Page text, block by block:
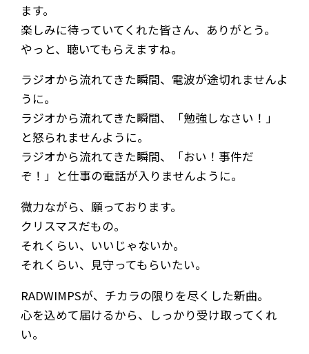
ます。
楽しみに待っていてくれた皆さん、ありがとう。
やっと、聴いてもらえますね。
ラジオから流れてきた瞬間、電波が途切れませんよ
うに。
ラジオから流れてきた瞬間、「勉強しなさい！」
と怒られませんように。
ラジオから流れてきた瞬間、「おい！事件だ
ぞ！」と仕事の電話が入りませんように。
微力ながら、願っております。
クリスマスだもの。
それくらい、いいじゃないか。
それくらい、見守ってもらいたい。
RADWIMPSが、チカラの限りを尽くした新曲。
心を込めて届けるから、しっかり受け取ってくれ
い。